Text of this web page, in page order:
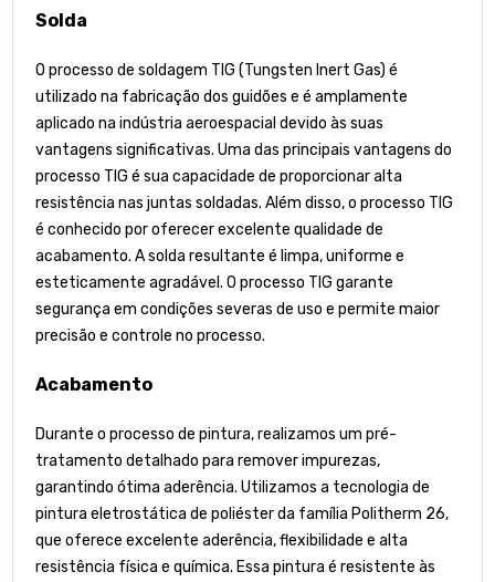
Solda
O processo de soldagem TIG (Tungsten Inert Gas) é
utilizado na fabricação dos guidões e é amplamente
aplicado na indústria aeroespacial devido às suas
vantagens significativas. Uma das principais vantagens do
processo TIG é sua capacidade de proporcionar alta
resistência nas juntas soldadas. Além disso, o processo TIG
é conhecido por oferecer excelente qualidade de
acabamento. A solda resultante é limpa, uniforme e
esteticamente agradável. O processo TIG garante
segurança em condições severas de uso e permite maior
precisão e controle no processo.
Acabamento
Durante o processo de pintura, realizamos um pré-
tratamento detalhado para remover impurezas,
garantindo ótima aderência. Utilizamos a tecnologia de
pintura eletrostática de poliéster da família Politherm 26,
que oferece excelente aderência, flexibilidade e alta
resistência física e química. Essa pintura é resistente às